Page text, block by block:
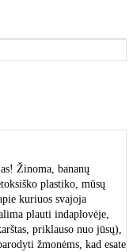
Žinoma, bananų
plastiko, mūsų
kuriuos svajoja
plauti indaplovėje,
priklauso nuo jūsų),
žmonėms, kad esate